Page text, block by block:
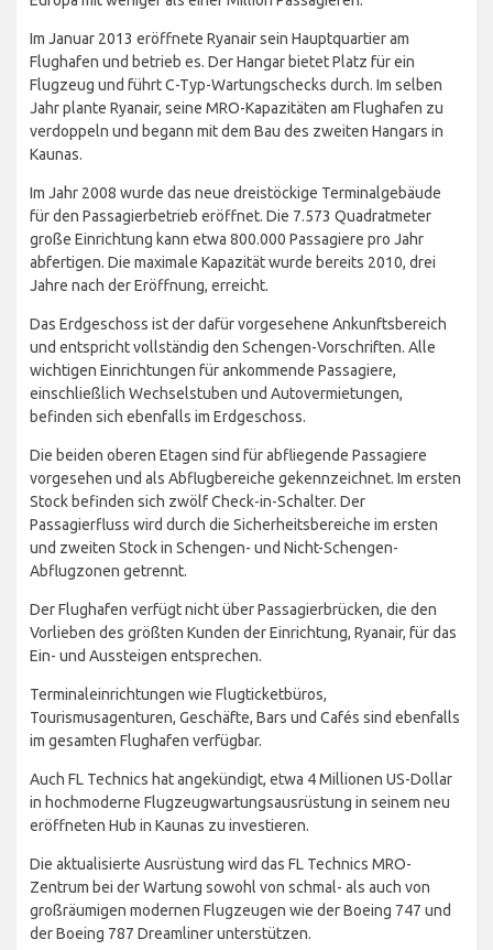
Im Januar 2013 eröffnete Ryanair sein Hauptquartier am
Flughafen und betrieb es. Der Hangar bietet Platz für ein
Flugzeug und führt C-Typ-Wartungschecks durch. Im selben
Jahr plante Ryanair, seine MRO-Kapazitäten am Flughafen zu
verdoppeln und begann mit dem Bau des zweiten Hangars in
Kaunas.
Im Jahr 2008 wurde das neue dreistöckige Terminalgebäude
für den Passagierbetrieb eröffnet. Die 7.573 Quadratmeter
große Einrichtung kann etwa 800.000 Passagiere pro Jahr
abfertigen. Die maximale Kapazität wurde bereits 2010, drei
Jahre nach der Eröffnung, erreicht.
Das Erdgeschoss ist der dafür vorgesehene Ankunftsbereich
und entspricht vollständig den Schengen-Vorschriften. Alle
wichtigen Einrichtungen für ankommende Passagiere,
einschließlich Wechselstuben und Autovermietungen,
befinden sich ebenfalls im Erdgeschoss.
Die beiden oberen Etagen sind für abfliegende Passagiere
vorgesehen und als Abflugbereiche gekennzeichnet. Im ersten
Stock befinden sich zwölf Check-in-Schalter. Der
Passagierfluss wird durch die Sicherheitsbereiche im ersten
und zweiten Stock in Schengen- und Nicht-Schengen-
Abflugzonen getrennt.
Der Flughafen verfügt nicht über Passagierbrücken, die den
Vorlieben des größten Kunden der Einrichtung, Ryanair, für das
Ein- und Aussteigen entsprechen.
Terminaleinrichtungen wie Flugticketbüros,
Tourismusagenturen, Geschäfte, Bars und Cafés sind ebenfalls
im gesamten Flughafen verfügbar.
Auch FL Technics hat angekündigt, etwa 4 Millionen US-Dollar
in hochmoderne Flugzeugwartungsausrüstung in seinem neu
eröffneten Hub in Kaunas zu investieren.
Die aktualisierte Ausrüstung wird das FL Technics MRO-
Zentrum bei der Wartung sowohl von schmal- als auch von
großräumigen modernen Flugzeugen wie der Boeing 747 und
der Boeing 787 Dreamliner unterstützen.